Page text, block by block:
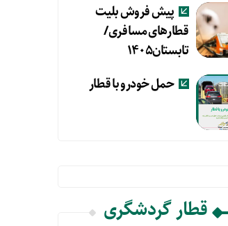
پیش فروش بلیت
قطارهای مسافری/
تابستان۱۴۰۵
حمل خودرو با قطار
قطار گردشگری